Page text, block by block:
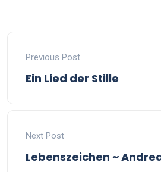
Previous Post
Ein Lied der Stille
Next Post
Lebenszeichen ~